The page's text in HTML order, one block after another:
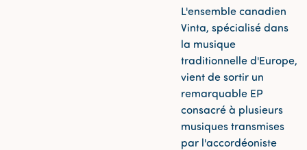
L'ensemble canadien
Vinta, spécialisé dans
la musique
traditionnelle d'Europe,
vient de sortir un
remarquable EP
consacré à plusieurs
musiques transmises
par l'accordéoniste